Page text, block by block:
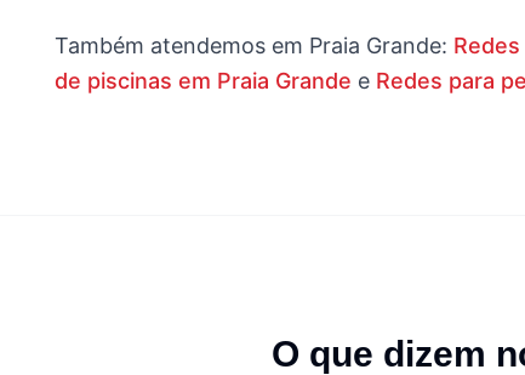
Também atendemos em Praia Grande:
de piscinas em Praia Grande e Redes para
O que dizem